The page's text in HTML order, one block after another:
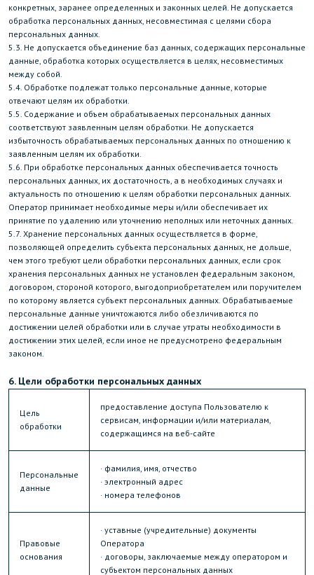
конкретных, заранее определенных и законных целей. Не допускается
обработка персональных данных, несовместимая с целями сбора
персональных данных.
5.3. Не допускается объединение баз данных, содержащих персональные
данные, обработка которых осуществляется в целях, несовместимых
между собой.
5.4. Обработке подлежат только персональные данные, которые
отвечают целям их обработки.
5.5. Содержание и объем обрабатываемых персональных данных
соответствуют заявленным целям обработки. Не допускается
избыточность обрабатываемых персональных данных по отношению к
заявленным целям их обработки.
5.6. При обработке персональных данных обеспечивается точность
персональных данных, их достаточность, а в необходимых случаях и
актуальность по отношению к целям обработки персональных данных.
Оператор принимает необходимые меры и/или обеспечивает их
принятие по удалению или уточнению неполных или неточных данных.
5.7. Хранение персональных данных осуществляется в форме,
позволяющей определить субъекта персональных данных, не дольше,
чем этого требуют цели обработки персональных данных, если срок
хранения персональных данных не установлен федеральным законом,
договором, стороной которого, выгодоприобретателем или поручителем
по которому является субъект персональных данных. Обрабатываемые
персональные данные уничтожаются либо обезличиваются по
достижении целей обработки или в случае утраты необходимости в
достижении этих целей, если иное не предусмотрено федеральным
законом.
6. Цели обработки персональных данных
Цель
обработки
предоставление доступа Пользователю к
сервисам, информации и/или материалам,
содержащимся на веб-сайте
Персональные
данные
· фамилия, имя, отчество
· электронный адрес
· номера телефонов
Правовые
основания
· уставные (учредительные) документы
Оператора
· договоры, заключаемые между оператором и
субъектом персональных данных